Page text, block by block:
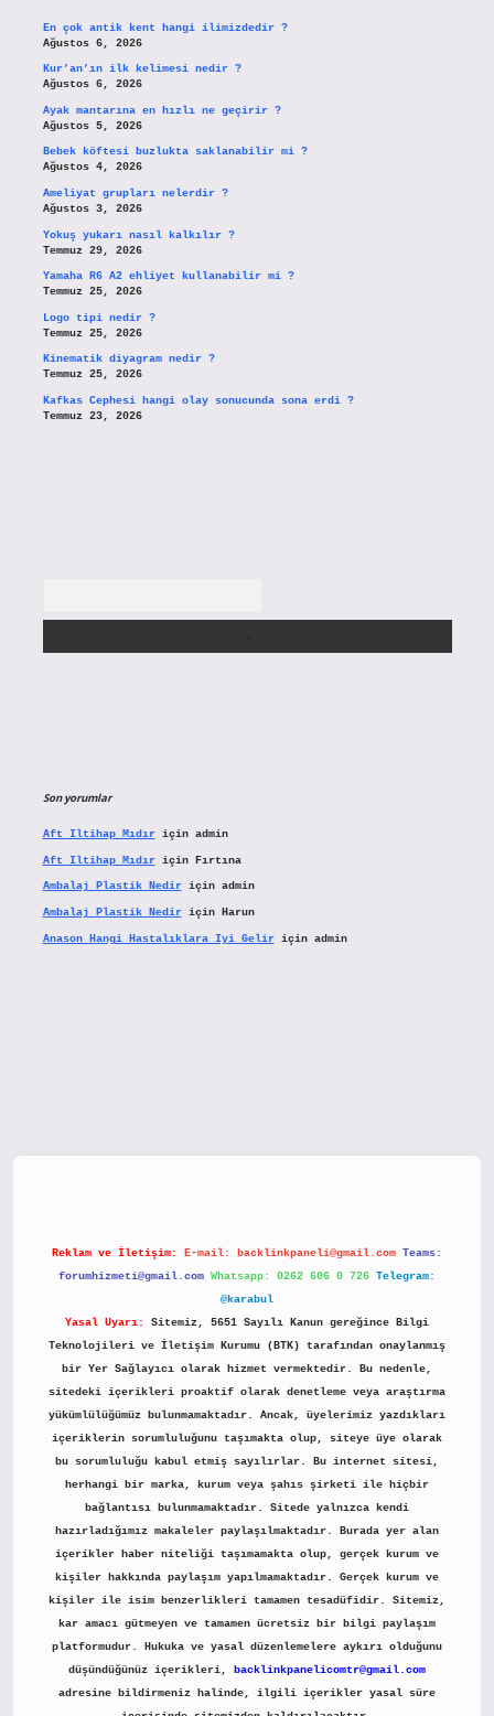
En çok antik kent hangi ilimizdedir ?
Ağustos 6, 2026
Kur’an’ın ilk kelimesi nedir ?
Ağustos 6, 2026
Ayak mantarına en hızlı ne geçirir ?
Ağustos 5, 2026
Bebek köftesi buzlukta saklanabilir mi ?
Ağustos 4, 2026
Ameliyat grupları nelerdir ?
Ağustos 3, 2026
Yokuş yukarı nasıl kalkılır ?
Temmuz 29, 2026
Yamaha R6 A2 ehliyet kullanabilir mi ?
Temmuz 25, 2026
Logo tipi nedir ?
Temmuz 25, 2026
Kinematik diyagram nedir ?
Temmuz 25, 2026
Kafkas Cephesi hangi olay sonucunda sona erdi ?
Temmuz 23, 2026
Son yorumlar
Aft Iltihap Mıdıriçin admin
Aft Iltihap Mıdıriçin Fırtına
Ambalaj Plastik Nediriçin admin
Ambalaj Plastik Nediriçin Harun
Anason Hangi Hastalıklara Iyi Geliriçin admin
Reklam ve İletişim: E-mail: backlinkpaneli@gmail.com Teams:
forumhizmeti@gmail.com Whatsapp: 0262 606 0 726 Telegram:
@karabul
Yasal Uyarı:
Sitemiz, 5651 Sayılı Kanun gereğince Bilgi
Teknolojileri ve İletişim Kurumu (BTK) tarafından onaylanmış
bir Yer Sağlayıcı olarak hizmet vermektedir. Bu nedenle,
sitedeki içerikleri proaktif olarak denetleme veya araştırma
yükümlülüğümüz bulunmamaktadır. Ancak, üyelerimiz yazdıkları
içeriklerin sorumluluğunu taşımakta olup, siteye üye olarak
bu sorumluluğu kabul etmiş sayılırlar. Bu internet sitesi,
herhangi bir marka, kurum veya şahıs şirketi ile hiçbir
bağlantısı bulunmamaktadır. Sitede yalnızca kendi
hazırladığımız makaleler paylaşılmaktadır. Burada yer alan
içerikler haber niteliği taşımamakta olup, gerçek kurum ve
kişiler hakkında paylaşım yapılmamaktadır. Gerçek kurum ve
kişiler ile isim benzerlikleri tamamen tesadüfidir. Sitemiz,
kar amacı gütmeyen ve tamamen ücretsiz bir bilgi paylaşım
platformudur. Hukuka ve yasal düzenlemelere aykırı olduğunu
düşündüğünüz içerikleri,
backlinkpanelicomtr@gmail.com
adresine bildirmeniz halinde, ilgili içerikler yasal süre